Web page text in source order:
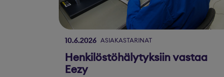
10.6.2026 ASIAKASTARINAT
Henkilöstöhälytyksiin vastaa
Eezy